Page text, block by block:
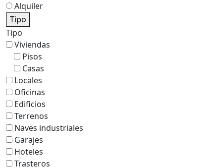
Alquiler
Tipo
Tipo
Viviendas
Pisos
Casas
Locales
Oficinas
Edificios
Terrenos
Naves industriales
Garajes
Hoteles
Trasteros